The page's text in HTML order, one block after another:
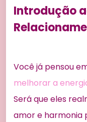
Introdução
Você já pensou
melhorar a
Será que eles
amor e harmonia